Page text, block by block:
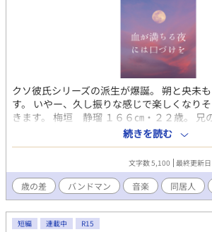
クソ彼氏シリーズの派生が爆誕。 朔と央未
す。 いやー、久し振りな感じで楽しくなり
きます。 梅垣 静瑠 １６６㎝・２２歳。 兄
をしているが メンバーにはまだまだ子ども
トをしながら、桐哉と同居生活を送る。 桐
自覚。 朔に憧れていると思い込んでいる。
ぎりアラサー。元Tendre・Rouge(タンドル
カル。惜しまれながら活動休止となって以降
方をしている。 ロマンチストで、恥ずかし
フを 今でも言ってしまう。 性格は穏やかで
も少し現実離れした美貌もある。
続きを読む
文字数 5,100 最終更新
歳の差 バンドマン 音楽 同居人
短編 連載中 R15